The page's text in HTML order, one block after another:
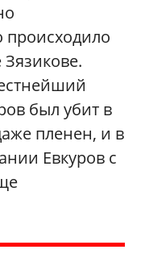
происходило
был убит в
пленен, и в
Евкуров с